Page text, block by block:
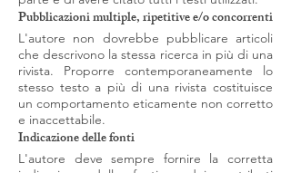
Pubblicazioni multiple, ripetitive e/o concorrenti
L'autore non dovrebbe pubblicare articoli
che descrivono la stessa ricerca in più di una
rivista. Proporre contemporaneamente lo
stesso testo a più di una rivista costituisce
un comportamento eticamente non corretto
e inaccettabile.
Indicazione delle fonti
L'autore deve sempre fornire la corretta